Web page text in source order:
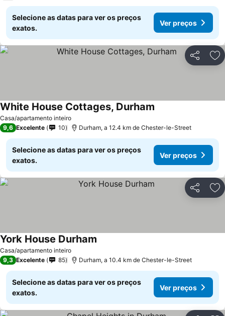
Selecione as datas para ver os preços
exatos.
Ver preços
Partilhar
Casa/apartamento inteiro
White House Cottages, Durham
9,6 Excelente 10 Durham, a 12.4 km de Chester-le-Street
Selecione as datas para ver os preços
exatos.
Ver preços
Partilhar
Casa/apartamento inteiro
York House Durham
9,3 Excelente 85 Durham, a 10.4 km de Chester-le-Street
Selecione as datas para ver os preços
exatos.
Ver preços